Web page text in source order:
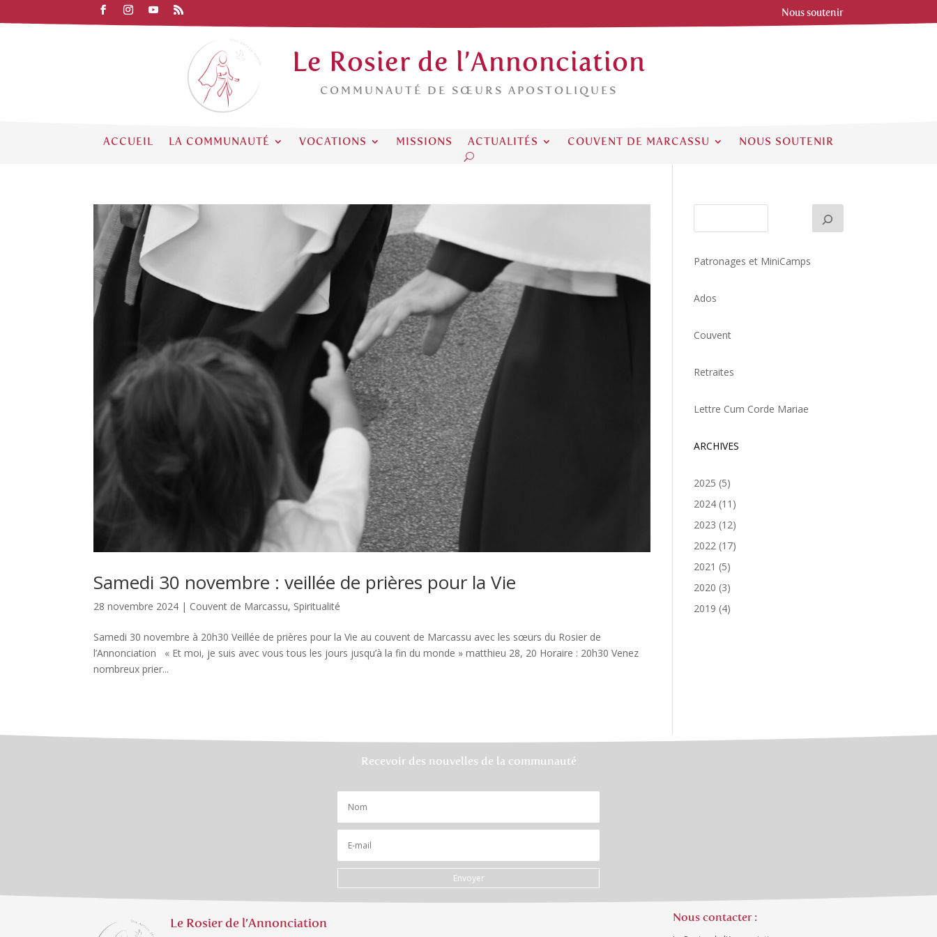
Nous soutenir
Le Rosier de l’Annonciation
COMMUNAUTÉ DE SŒURS APOSTOLIQUES
ACCUEIL LA COMMUNAUTÉ VOCATIONS MISSIONS ACTUALITÉS COUVENT DE MARCASSU NOUS SOUTENIR
Samedi 30 novembre : veillée de prières pour la Vie
28 novembre 2024 | Couvent de Marcassu, Spiritualité
Samedi 30 novembre à 20h30 Veillée de prières pour la Vie au couvent de Marcassu avec les sœurs du Rosier de
l’Annonciation « Et moi, je suis avec vous tous les jours jusqu’à la fin du monde » matthieu 28, 20 Horaire : 20h30 Venez
nombreux prier...
Patronages et MiniCamps
Ados
Couvent
Retraites
Lettre Cum Corde Mariae
ARCHIVES
2025 (5)
2024(11)
2023 (12)
2022(17)
2021 (5)
2020 (3)
2019 (4)
Recevoir des nouvelles de la communauté
Envoyer
Le Rosier de l’Annonciation Nous contacter :